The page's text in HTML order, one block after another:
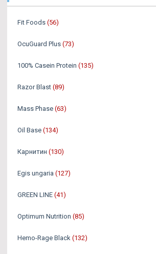
Fit Foods (56)
OcuGuard Plus (73)
100% Casein Protein (135)
Razor Blast (89)
Mass Phase (63)
Oil Base (134)
Карнитин (130)
Egis ungaria (127)
GREEN LINE (41)
Optimum Nutrition (85)
Hemo-Rage Black (132)